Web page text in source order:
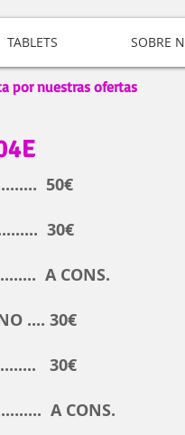
TABLETS SOBRE
50€
30€
A CONS.
.... 30€
30€
A CONS.
por nuestras ofertas